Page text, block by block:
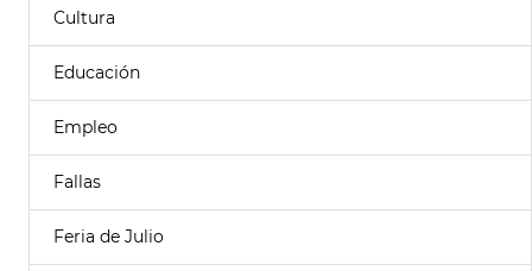
Cultura
Educación
Empleo
Fallas
Feria de Julio